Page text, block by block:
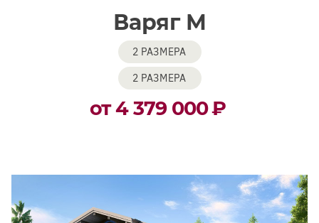
Варяг М
2 РАЗМЕРА
2 РАЗМЕРА
от 4 379 000₽